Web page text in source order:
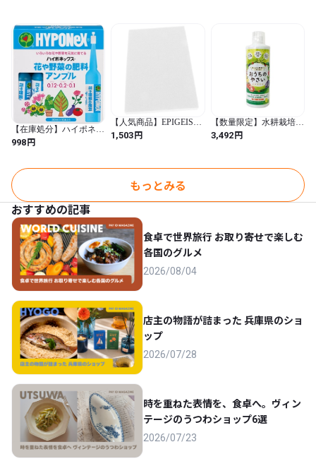
育苗キット 自動水循環
システム搭載 ランプシ
ェードの高さ調節可能
同時に12株野菜栽培可能
ホワイト ※販売元が
RENPHO JAPAN以外の
商品は対象外です
ガロン_5個セット / 田园
【在庫処分】ハイポネッ
クスジャパン 花や野菜
の肥料アンプル 30ml×10
ハイポネックス原液 同
じ配合バランス 生育を
旺盛 花色良く 緑鮮やか
丈夫な株 おいしい野菜
(ー / Pack of 1)
998円
【人気商品】EPIGEIST
水耕栽培用育苗スポンジ
白色 十字口構造 軽量通
イ代替品 (ブラック /
30x20cm)
1,503円
【数量限定】水耕栽培
肥料 液体肥料 おうちの
やさい C 500mL エコゲ
3,492円
もっとみる
おすすめの記事
食卓で世界旅行 お取り寄せで楽しむ
各国のグルメ
2026/08/04
店主の物語が詰まった 兵庫県のショ
ップ
2026/07/28
時を重ねた表情を、食卓へ。ヴィン
テージのうつわショップ6選
2026/07/23